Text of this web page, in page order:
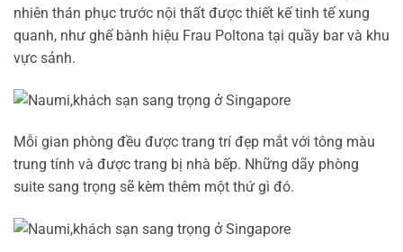
nhiên thán phục trước nội thất được thiết kế tinh tế xung
quanh, như ghế bành hiệu Frau Poltona tại quầy bar và khu
vực sảnh.
Mỗi gian phòng đều được trang trí đẹp mắt với tông màu
trung tính và được trang bị nhà bếp. Những dãy phòng
suite sang trọng sẽ kèm thêm một thứ gì đó.